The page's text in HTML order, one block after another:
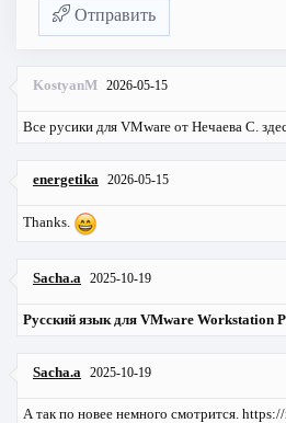
Отправить
KostyanM 2026-05-15
Все русики для VMware от Нечаева С.
energetika 2026-05-15
Thanks.
Sacha.a 2025-10-19
Русский язык для VMware Workstation
Sacha.a 2025-10-19
А так по новее немного смотрится.